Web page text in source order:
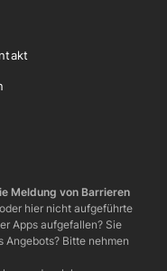
Meldung von Barrieren
hier nicht aufgeführte
Apps aufgefallen? Sie
Angebots? Bitte nehmen